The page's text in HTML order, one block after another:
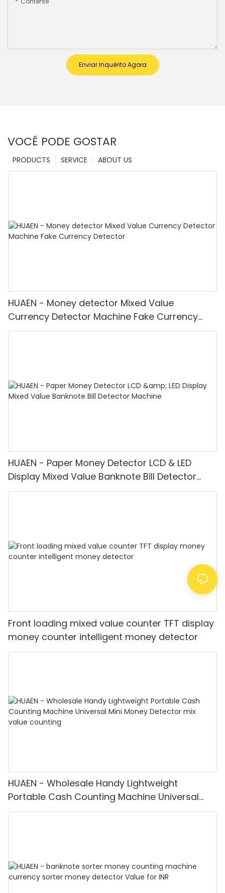
Enviar Inquérito Agora
VOCÊ PODE GOSTAR
ABOUT US
SERVICE
PRODUCTS
HUAEN - Money detector Mixed Value
Currency Detector Machine Fake Currency
Detector
HUAEN - Paper Money Detector LCD & LED
Display Mixed Value Banknote Bill Detector
Machine
Front loading mixed value counter TFT display
money counter intelligent money detector
HUAEN - Wholesale Handy Lightweight
Portable Cash Counting Machine Universal
Mini Money Detector mix value counting